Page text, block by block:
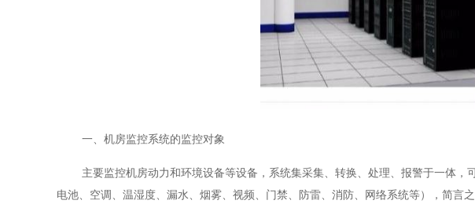
一、机房监控系统的监控对象
主要监控机房动力和环境设备等设备，系统集采集、转换、处理、报警于一体，
电池、空调、温湿度、漏水、烟雾、视频、门禁、防雷、消防、网络系统等），简言